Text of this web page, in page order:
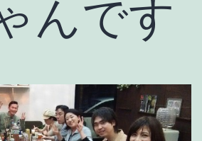
んです